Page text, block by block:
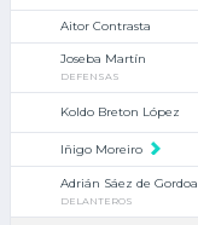
Aitor Contrasta
Joseba Martín
DEFENSAS
Koldo Breton López
Iñigo Moreiro
Adrián Sáez de Gordoa
DELANTEROS